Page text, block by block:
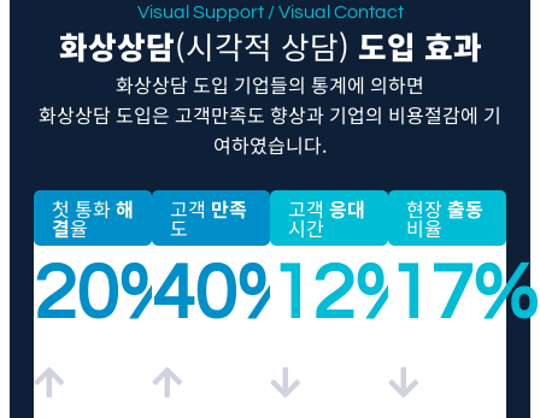
Visual Support / Visual Contact
화상상담(시각적 상담) 도입 효과
화상상담 도입 기업들의 통계에 의하면
화상상담 도입은 고객만족도 향상과 기업의 비용절감에 기
여하였습니다.
첫 통화해
결율
20%
고객 만족
도
40%
고객 응대
시간
12%
현장 출동
비율
17%